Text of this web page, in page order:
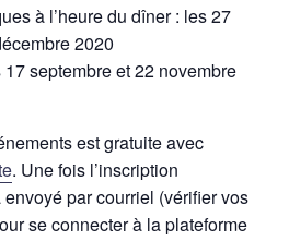
à l’heure du dîner : les 27
2020
septembre et 22 novembre
est gratuite avec
. Une fois l’inscription
par courriel (vérifier vos
se connecter à la plateforme